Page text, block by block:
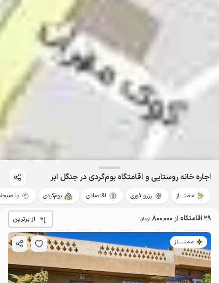
اجاره خانه روستایی و اقامتگاه بوم‌گردی در جنگل ابر
مـمـتــــاز رزرو فوری اقتصادی بوم‌گردی با
29 اقامتگاه از 800٬000 تومان از برترین
مـمـتــــــاز